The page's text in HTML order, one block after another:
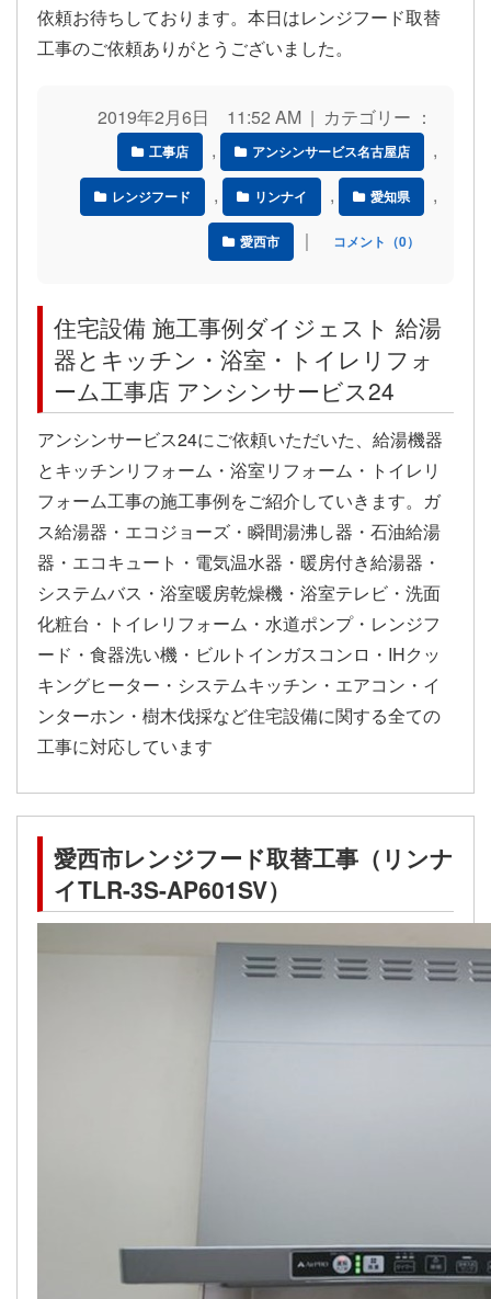
依頼お待ちしております。本日はレンジフード取替
工事のご依頼ありがとうございました。
2019年2月6日 11:52 AM | カテゴリー ：
工事店 , アンシンサービス名古屋店 ,
レンジフード , リンナイ , 愛知県 ,
愛西市 ｜ コメント（0）
住宅設備 施工事例ダイジェスト 給湯
器とキッチン・浴室・トイレリフォ
ーム工事店 アンシンサービス24
アンシンサービス24にご依頼いただいた、給湯機器
とキッチンリフォーム・浴室リフォーム・トイレリ
フォーム工事の施工事例をご紹介していきます。ガ
ス給湯器・エコジョーズ・瞬間湯沸し器・石油給湯
器・エコキュート・電気温水器・暖房付き給湯器・
システムバス・浴室暖房乾燥機・浴室テレビ・洗面
化粧台・トイレリフォーム・水道ポンプ・レンジフ
ード・食器洗い機・ビルトインガスコンロ・IHクッ
キングヒーター・システムキッチン・エアコン・イ
ンターホン・樹木伐採など住宅設備に関する全ての
工事に対応しています
愛西市レンジフード取替工事（リンナ
イTLR-3S-AP601SV）